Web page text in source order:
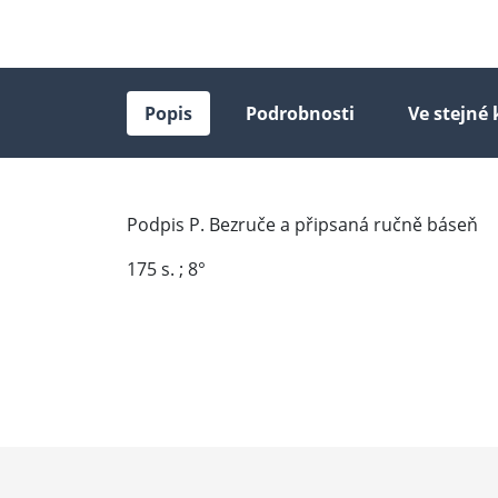
Popis Podrobnosti Ve stejné
Podpis P. Bezruče a připsaná ručně báseň
175 s. ; 8°